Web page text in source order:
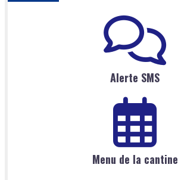
Alerte SMS
Menu de la cantine